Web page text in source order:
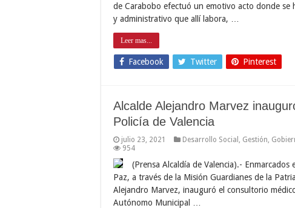
de Carabobo efectuó un emotivo acto donde se
y administrativo que allí labora, …
Leer mas...
Facebook Twitter Pinterest
Alcalde Alejandro Marvez
Policía de Valencia
julio 23, 2021 Desarrollo Social Gestión
954
(Prensa Alcaldía de Valencia).-
Paz, a través de la Misión Guardianes de la
Alejandro Marvez, inauguró el consultorio
Autónomo Municipal …